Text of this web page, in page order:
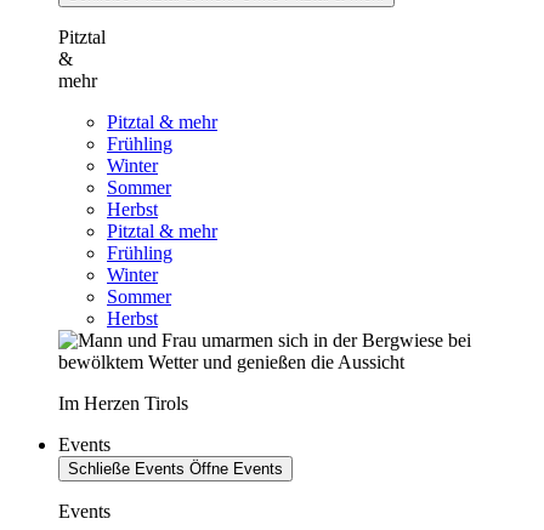
Pitztal
&
mehr
Pitztal & mehr
Frühling
Winter
Sommer
Herbst
Pitztal & mehr
Frühling
Winter
Sommer
Herbst
Im Herzen Tirols
Events
Schließe Events Öffne Events
Events